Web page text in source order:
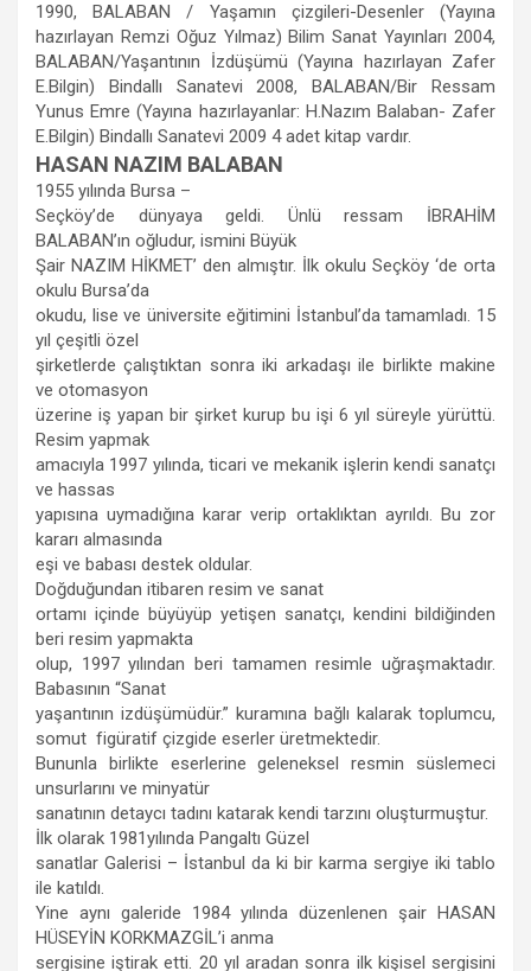
1990, BALABAN / Yaşamın çizgileri-Desenler (Yayına
hazırlayan Remzi Oğuz Yılmaz) Bilim Sanat Yayınları 2004,
BALABAN/Yaşantının İzdüşümü (Yayına hazırlayan Zafer
E.Bilgin) Bindallı Sanatevi 2008, BALABAN/Bir Ressam
Yunus Emre (Yayına hazırlayanlar: H.Nazım Balaban- Zafer
E.Bilgin) Bindallı Sanatevi 2009 4 adet kitap vardır.
HASAN NAZIM BALABAN
1955 yılında Bursa –
Seçköy’de dünyaya geldi. Ünlü ressam İBRAHİM
BALABAN’ın oğludur, ismini Büyük
Şair NAZIM HİKMET’ den almıştır. İlk okulu Seçköy ‘de orta
okulu Bursa’da
okudu, lise ve üniversite eğitimini İstanbul’da tamamladı. 15
yıl çeşitli özel
şirketlerde çalıştıktan sonra iki arkadaşı ile birlikte makine
ve otomasyon
üzerine iş yapan bir şirket kurup bu işi 6 yıl süreyle yürüttü.
Resim yapmak
amacıyla 1997 yılında, ticari ve mekanik işlerin kendi sanatçı
ve hassas
yapısına uymadığına karar verip ortaklıktan ayrıldı. Bu zor
kararı almasında
eşi ve babası destek oldular.
Doğduğundan itibaren resim ve sanat
ortamı içinde büyüyüp yetişen sanatçı, kendini bildiğinden
beri resim yapmakta
olup, 1997 yılından beri tamamen resimle uğraşmaktadır.
Babasının “Sanat
yaşantının izdüşümüdür.” kuramına bağlı kalarak toplumcu,
somut figüratif çizgide eserler üretmektedir.
Bununla birlikte eserlerine geleneksel resmin süslemeci
unsurlarını ve minyatür
sanatının detaycı tadını katarak kendi tarzını oluşturmuştur.
İlk olarak 1981yılında Pangaltı Güzel
sanatlar Galerisi – İstanbul da ki bir karma sergiye iki tablo
ile katıldı.
Yine aynı galeride 1984 yılında düzenlenen şair HASAN
HÜSEYİN KORKMAZGİL’i anma
sergisine iştirak etti. 20 yıl aradan sonra ilk kişisel sergisini